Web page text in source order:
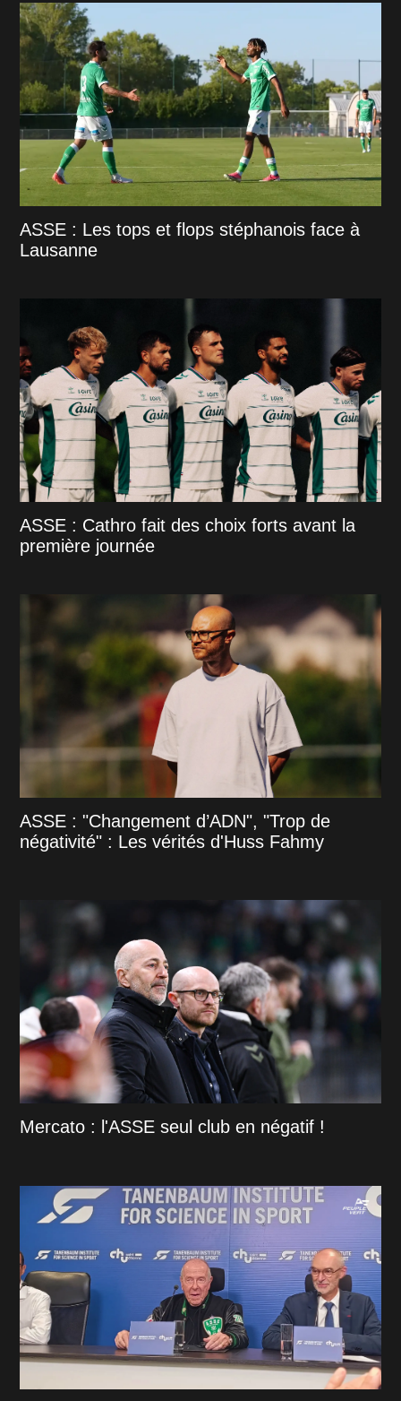
ASSE : Les tops et flops stéphanois face à
Lausanne
ASSE : Cathro fait des choix forts avant la
première journée
ASSE : "Changement d’ADN", "Trop de
négativité" : Les vérités d'Huss Fahmy
Mercato : l'ASSE seul club en négatif !